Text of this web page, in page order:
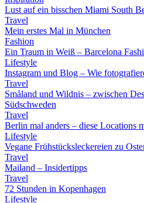
Lust auf ein bisschen Miami South
Travel
Mein erstes Mal in München
Fashion
Ein Traum in Weiß – Barcelona
Lifestyle
Instagram und Blog – Wie
Travel
Småland und Wildnis – zwischen
Südschweden
Travel
Berlin mal anders – diese Locations
Lifestyle
Vegane Frühstücksleckereien zu
Travel
Mailand – Insidertipps
Travel
72 Stunden in Kopenhagen
Lifestyle